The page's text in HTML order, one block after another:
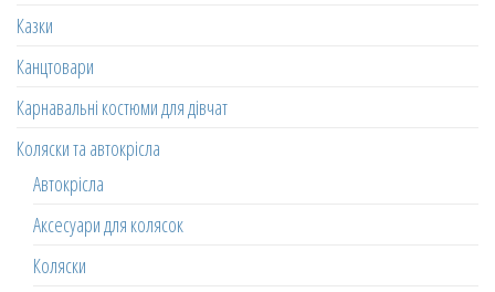
Казки
Канцтовари
Карнавальні костюми для дівчат
Коляски та автокрісла
Автокрісла
Аксесуари для колясок
Коляски